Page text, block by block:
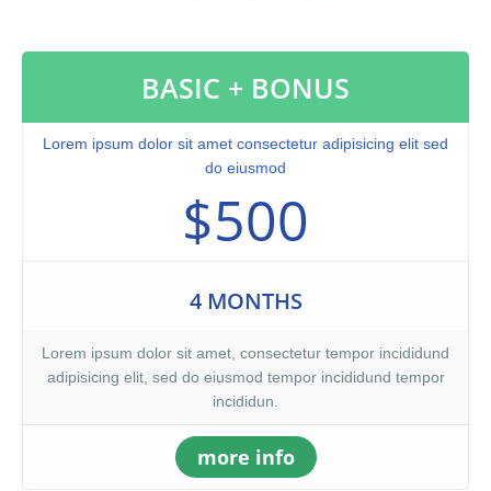
voluptate velit.Lorem ipsum dolor amet laboris consectetur
adipisicing elit, sed do eiusmod tempor incididunt ut labore et
dolore magna aliqua. Ut enim ad minim veniam, quis nostrud
exercitation ullamco laboris nisi ut aliquip ex ea commodo
consequat. Duis aute irure dolor in reprehenderit.At vero eos et
accusamus et iusto odio dignissimos ducimus qui blanditiis
praesentium voluptatum. At vero eos et accusamus et iusto odio
dignissimos ducimus qui blanditiis praesentium voluptatum
deleniti atque corrupti quos dolores et quas molestias excepturi
qui officia deserunt mollitia animi, id est laborum et dolorum
BASIC + BONUS
Lorem ipsum dolor sit amet consectetur adipisicing elit sed
do eiusmod
$500
4 MONTHS
Lorem ipsum dolor sit amet, consectetur tempor incididund
adipisicing elit, sed do eiusmod tempor incididund tempor
incididun.
more info